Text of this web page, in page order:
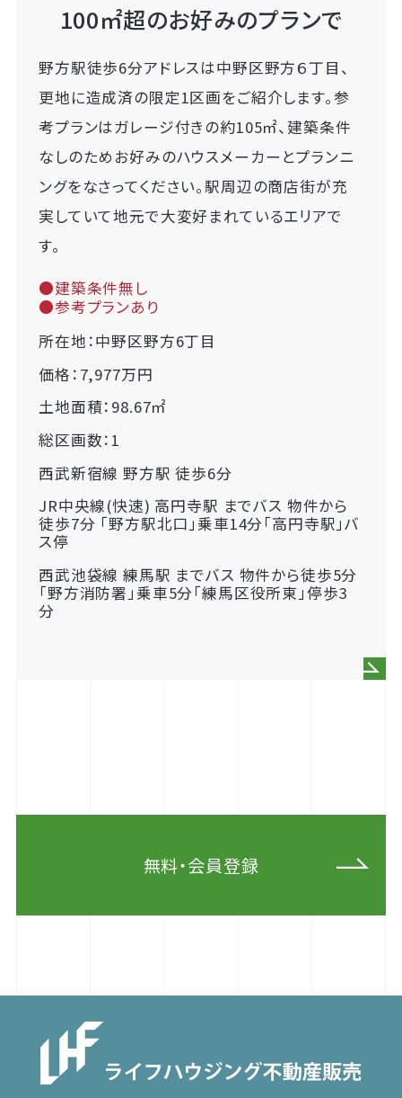
100㎡超のお好みのプランで
野方駅徒歩6分アドレスは中野区野方６丁目、
更地に造成済の限定1区画をご紹介します。参
考プランはガレージ付きの約105㎡、建築条件
なしのためお好みのハウスメーカーとプランニ
ングをなさってください。駅周辺の商店街が充
実していて地元で大変好まれているエリアで
す。
●建築条件無し
●参考プランあり
所在地：中野区野方6丁目
価格：7,977万円
土地面積：98.67㎡
総区画数：1
西武新宿線 野方駅 徒歩6分
JR中央線(快速) 高円寺駅 までバス 物件から
徒歩7分 「野方駅北口」乗車14分「高円寺駅」バ
ス停
西武池袋線 練馬駅 までバス 物件から徒歩5分
「野方消防署」乗車5分「練馬区役所東」停歩3
分
無料・会員登録